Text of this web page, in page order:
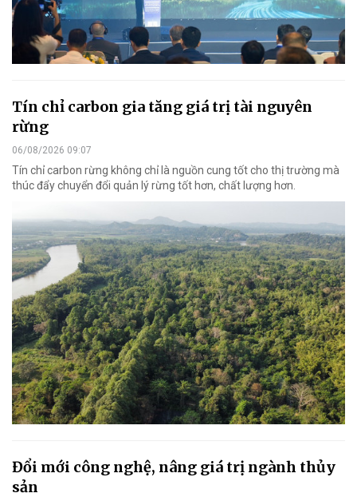
Tín chỉ carbon gia tăng giá trị tài nguyên
rừng
06/08/2026 09:07
Tín chỉ carbon rừng không chỉ là nguồn cung tốt cho thị trường mà
thúc đẩy chuyển đổi quản lý rừng tốt hơn, chất lượng hơn.
Đổi mới công nghệ, nâng giá trị ngành thủy
sản